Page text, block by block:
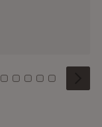
6 7 8
Kachel: 9
Zu Kachel: 10
Zu Kachel: 11
Zu Kachel: 12
Zu Kachel:
Zu